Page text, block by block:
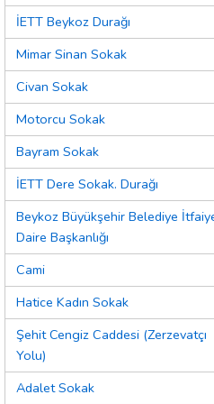
İETT Beykoz Durağı
Mimar Sinan Sokak
Civan Sokak
Motorcu Sokak
Bayram Sokak
İETT Dere Sokak. Durağı
Beykoz Büyükşehir Belediye
Daire Başkanlığı
Cami
Hatice Kadın Sokak
Şehit Cengiz Caddesi (Zerzevatçı
Yolu)
Adalet Sokak